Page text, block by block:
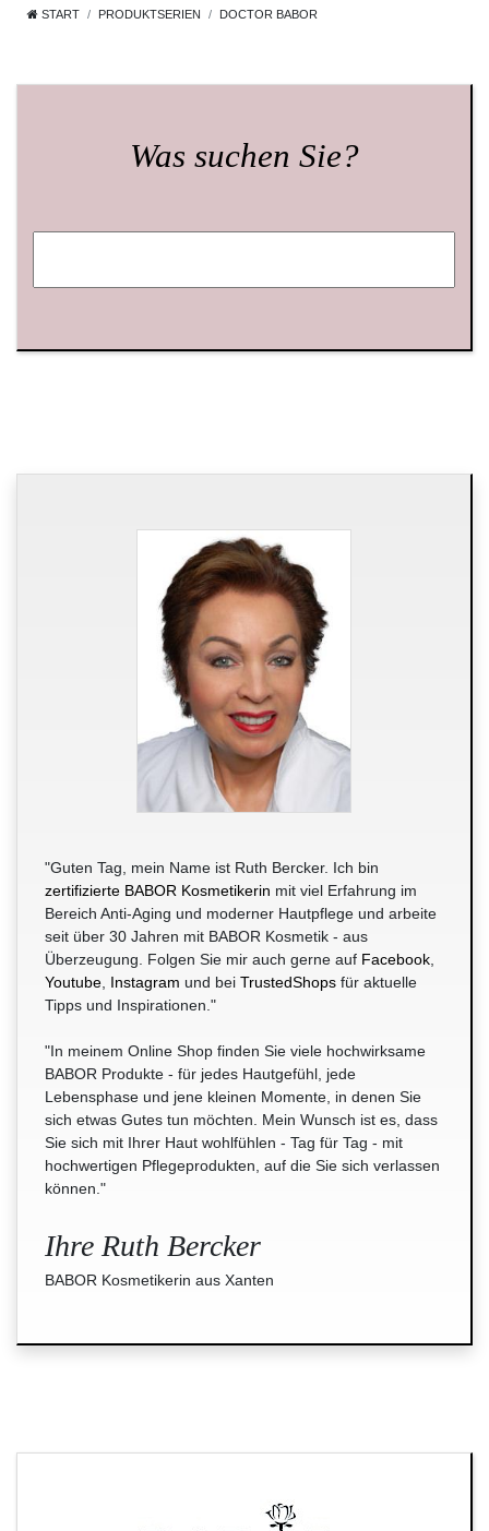
START PRODUKTSERIEN DOCTOR BABOR
Was suchen Sie?
"Guten Tag, mein Name ist Ruth Bercker. Ich bin
zertifizierte BABOR Kosmetikerin mit viel Erfahrung im
Bereich Anti-Aging und moderner Hautpflege und arbeite
seit über 30 Jahren mit BABOR Kosmetik - aus
Überzeugung. Folgen Sie mir auch gerne auf Facebook
Youtube Instagram und bei TrustedShops für aktuelle
Tipps und Inspirationen."
"In meinem Online Shop finden Sie viele hochwirksame
BABOR Produkte - für jedes Hautgefühl, jede
Lebensphase und jene kleinen Momente, in denen Sie
sich etwas Gutes tun möchten. Mein Wunsch ist es, dass
Sie sich mit Ihrer Haut wohlfühlen - Tag für Tag - mit
hochwertigen Pflegeprodukten, auf die Sie sich verlassen
können."
Ihre Ruth Bercker
BABOR Kosmetikerin aus Xanten